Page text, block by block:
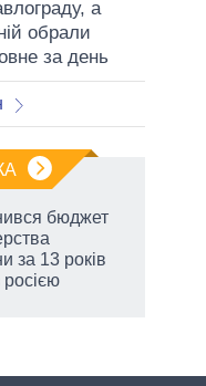
а
обрали
за день
бюджет
за 13 років
росією